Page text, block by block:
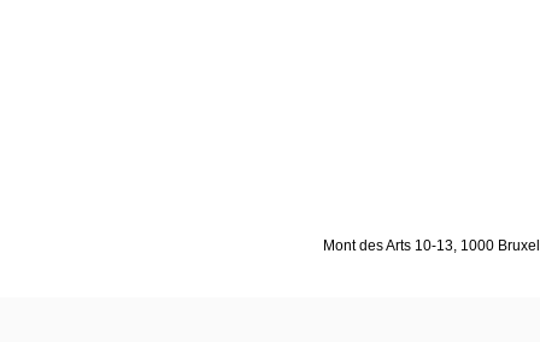
Mont des Arts 10-13, 1000